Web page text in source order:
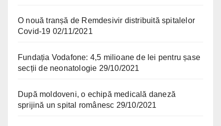
O nouă tranșă de Remdesivir distribuită spitalelor
Covid-19 02/11/2021
Fundația Vodafone: 4,5 milioane de lei pentru șase
secții de neonatologie 29/10/2021
După moldoveni, o echipă medicală daneză
sprijină un spital românesc 29/10/2021